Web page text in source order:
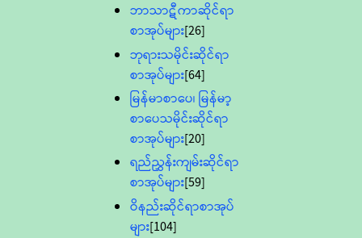
ဘာသာဋီကာဆိုင်ရာ
စာအုပ်များ[26]
ဘုရားသမိုင်းဆိုင်ရာ
စာအုပ်များ[64]
မြန်မာစာပေ၊ မြန်မာ့
စာပေသမိုင်းဆိုင်ရာ
စာအုပ်များ[20]
ရည်ညွှန်းကျမ်းဆိုင်ရာ
စာအုပ်များ[59]
ဝိနည်းဆိုင်ရာစာအုပ်
များ[104]